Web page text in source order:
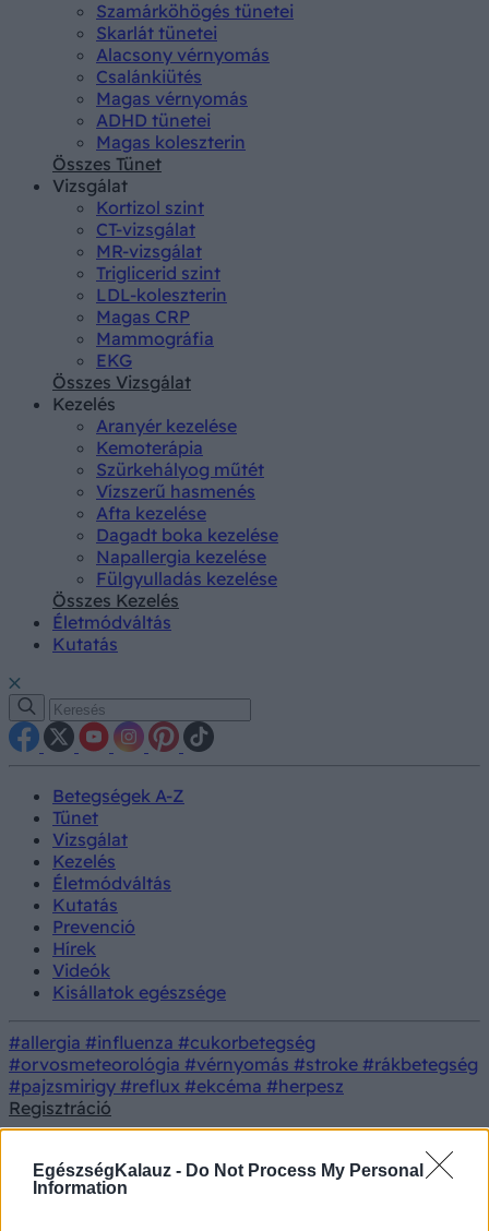
EgészségKalauz - Do Not Process My Personal
Information
Szamárköhögés tünetei
Skarlát tünetei
Alacsony vérnyomás
Csalánkiütés
Magas vérnyomás
ADHD tünetei
Magas koleszterin
Összes Tünet
Vizsgálat
Kortizol szint
CT-vizsgálat
MR-vizsgálat
Triglicerid szint
LDL-koleszterin
Magas CRP
Mammográfia
EKG
Összes Vizsgálat
Kezelés
Aranyér kezelése
Kemoterápia
Szürkehályog műtét
Vízszerű hasmenés
Afta kezelése
Dagadt boka kezelése
Napallergia kezelése
Fülgyulladás kezelése
Összes Kezelés
Életmódváltás
Kutatás
Betegségek A-Z
Tünet
Vizsgálat
Kezelés
Életmódváltás
Kutatás
Prevenció
Hírek
Videók
Kisállatok egészsége
#allergia #influenza #cukorbetegség
#orvosmeteorológia #vérnyomás #stroke #rákbetegség
#pajzsmirigy #reflux #ekcéma #herpesz
Regisztráció
18+